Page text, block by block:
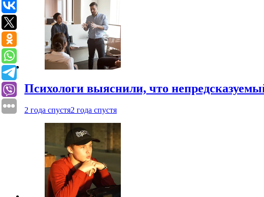
Психологи выяснили, что
2 года спустя2 года спустя